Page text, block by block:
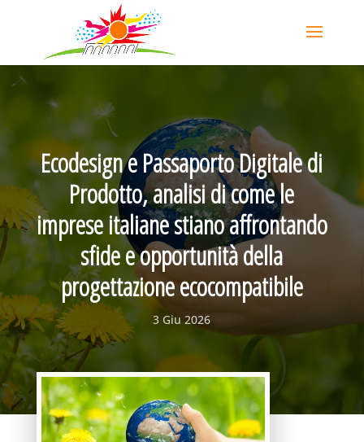
Ecodesign e Passaporto Digitale di
Prodotto, analisi di come le
imprese italiane stiano affrontando
sfide e opportunità della
progettazione ecocompatibile
3 Giu 2026